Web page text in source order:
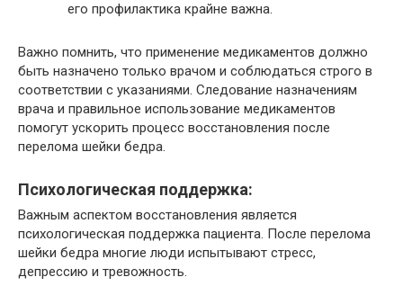
его профилактика крайне важна.
Важно помнить, что применение медикаментов должно
быть назначено только врачом и соблюдаться строго в
соответствии с указаниями. Следование назначениям
врача и правильное использование медикаментов
помогут ускорить процесс восстановления после
перелома шейки бедра.
Психологическая поддержка:
Важным аспектом восстановления является
психологическая поддержка пациента. После перелома
шейки бедра многие люди испытывают стресс,
депрессию и тревожность.